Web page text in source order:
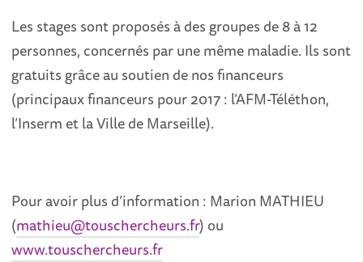
Les stages sont proposés à des groupes de 8 à 12
personnes, concernés par une même maladie. Ils sont
gratuits grâce au soutien de nos financeurs
(principaux financeurs pour 2017 : l’AFM-Téléthon,
l’Inserm et la Ville de Marseille).
Pour avoir plus d’information : Marion MATHIEU
(mathieu@touschercheurs.fr) ou
www.touschercheurs.fr